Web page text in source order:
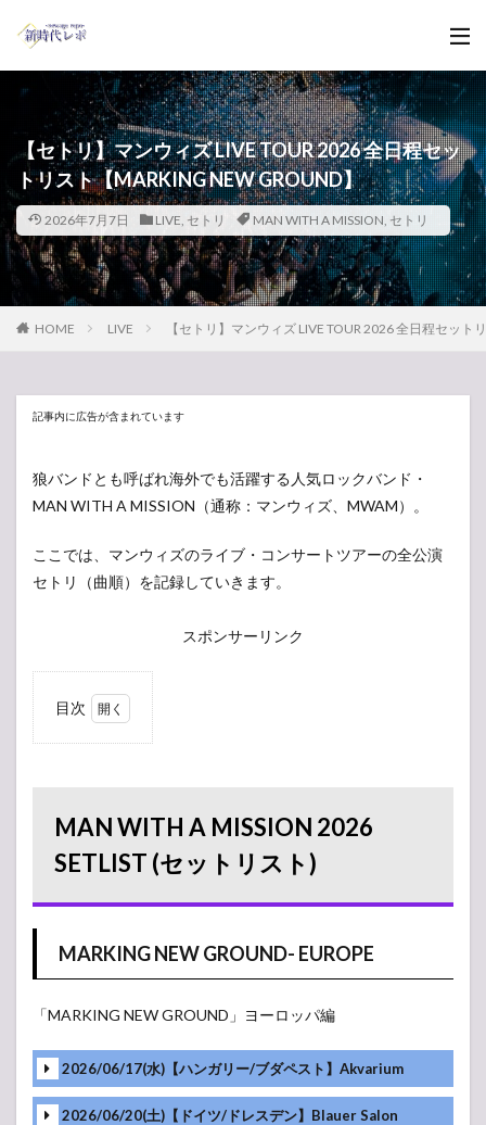
【セトリ】マンウィズ LIVE TOUR 2026 全日程セッ
トリスト【MARKING NEW GROUND】
2026年7月7日 LIVE, セトリ MAN WITH A MISSION, セトリ
HOME LIVE 【セトリ】マンウィズ LIVE TOUR 2026 全日程セット
記事内に広告が含まれています
狼バンドとも呼ばれ海外でも活躍する人気ロックバンド・
MAN WITH A MISSION（通称：マンウィズ、MWAM）。
ここでは、マンウィズのライブ・コンサートツアーの全公演
セトリ（曲順）を記録していきます。
スポンサーリンク
目次
2026
SETLIST
(セット
リスト)
1.1
NEW
1.2
NEW
GROUND-
MAN WITH A MISSION 2026
SETLIST (セットリスト)
MARKING NEW GROUND- EUROPE
「MARKING NEW GROUND」ヨーロッパ編
2026/06/17(水)【ハンガリー/ブダペスト】Akvarium
2026/06/20(土)【ドイツ/ドレスデン】Blauer Salon